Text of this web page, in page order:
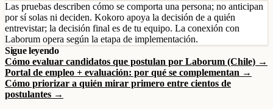
Las pruebas describen cómo se comporta una persona; no anticipan
por sí solas ni deciden. Kokoro apoya la decisión de a quién
entrevistar; la decisión final es de tu equipo. La conexión con
Laborum opera según la etapa de implementación.
Sigue leyendo
Cómo evaluar candidatos que postulan por Laborum (Chile) →
Portal de empleo + evaluación: por qué se complementan →
Cómo priorizar a quién mirar primero entre cientos de
postulantes →